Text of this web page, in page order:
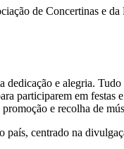
de Concertinas e da
e alegria.
participarem em festas
e recolha de
centrado na